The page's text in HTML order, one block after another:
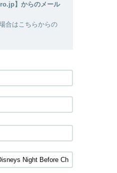
】からのメール
合はこちらからの